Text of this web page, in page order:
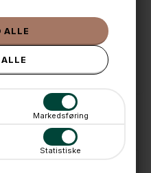
Markedsføring
Statistiske
(24/7)